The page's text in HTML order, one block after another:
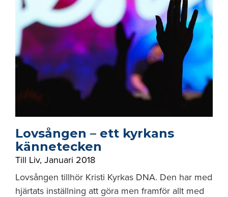
Lovsången – ett kyrkans
kännetecken
Till Liv, Januari 2018
Lovsången tillhör Kristi Kyrkas DNA. Den har med
hjärtats inställning att göra men framför allt med